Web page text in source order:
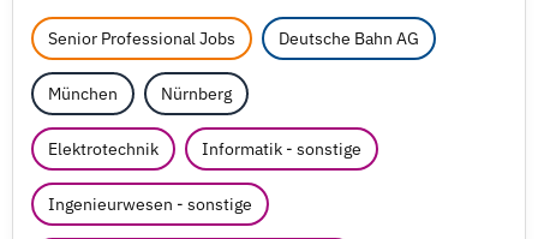
Senior Professional Jobs Deutsche Bahn AG
München Nürnberg
Elektrotechnik Informatik - sonstige
Ingenieurwesen - sonstige